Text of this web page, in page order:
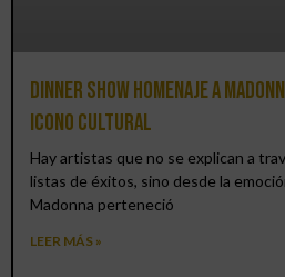
Dinner Show homenaje a
icono cultural
Hay artistas que no se explican a
listas de éxitos, sino desde la
Madonna perteneció
LEER MÁS »